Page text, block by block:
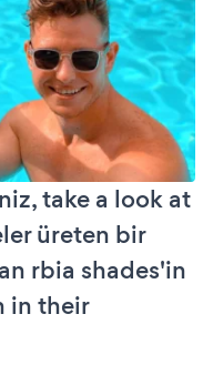
take a look at
üreten bir
rbia shades'in
in their